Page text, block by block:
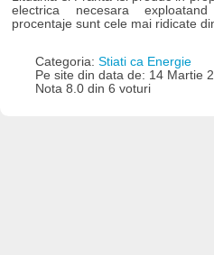
electrica necesara
procentaje sunt cele mai ridicate
Categoria: Stiati ca Energie
Pe site din data de: 14 Martie
Nota 8.0 din 6 voturi